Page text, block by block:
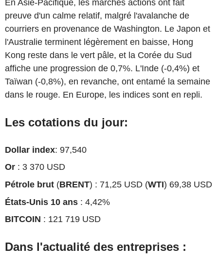
En Asie-Pacifique, les marchés actions ont fait
preuve d'un calme relatif, malgré l'avalanche de
courriers en provenance de Washington. Le Japon et
l'Australie terminent légèrement en baisse, Hong
Kong reste dans le vert pâle, et la Corée du Sud
affiche une progression de 0,7%. L'Inde (-0,4%) et
Taïwan (-0,8%), en revanche, ont entamé la semaine
dans le rouge. En Europe, les indices sont en repli.
Les cotations du jour:
Dollar index: 97,540
Or : 3 370 USD
Pétrole brut (BRENT) : 71,25 USD (WTI) 69,38 USD
États-Unis 10 ans : 4,42%
BITCOIN : 121 719 USD
Dans l'actualité des entreprises :